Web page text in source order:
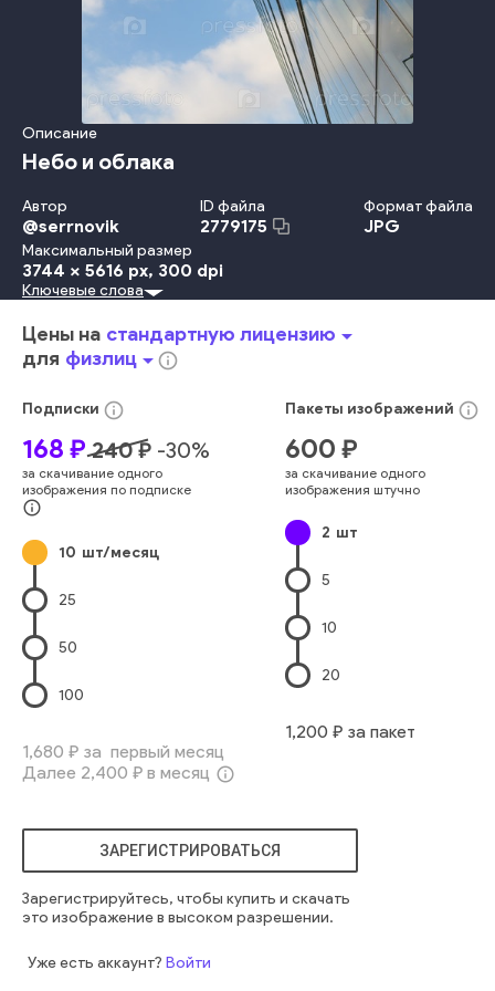
Описание
Небо и облака
Автор
@serrnovik
ID файла
2779175
Формат файла
JPG
Максимальный размер
3744 x 5616 px, 300 dpi
На Открытом Воздухе
Технология Окно Зеркало Фасад Небоскрёб
Городское Место Действия
Структура Здания
Офисное Здание
Строительная Отрасль
голубой сцена современный блестящий городской
облако центр города внешний вид высокий
перспектива
Ключевые слова
Цены на стандартную лицензиюarrow_drop_down
для физлицarrow_drop_downinfo_outline
Подписки info_outline
168 ₽ 240₽ -30%
за скачивание одного
изображения по подписке
info_outline
10 шт/месяц
25
50
100
1,680 ₽ за первый месяц
Далее 2,400 ₽ в месяц info_outline
Пакеты изображений info_outline
600 ₽
за скачивание одного
изображения штучно
2 шт
5
10
20
1,200 ₽ за пакет
ЗАРЕГИСТРИРОВАТЬСЯ
Зарегистрируйтесь, чтобы купить и скачать
это изображение в высоком разрешении.
Уже есть аккаунт? Войти